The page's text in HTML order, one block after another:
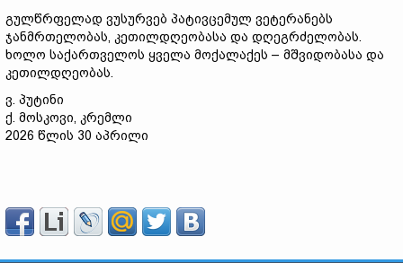
გულწრფელად ვუსურვებ პატივცემულ ვეტერანებს
ჯანმრთელობას, კეთილდღეობასა და დღეგრძელობას.
ხოლო საქართველოს ყველა მოქალაქეს – მშვიდობასა და
კეთილდღეობას.
ვ. პუტინი
ქ. მოსკოვი, კრემლი
2026 წლის 30 აპრილი